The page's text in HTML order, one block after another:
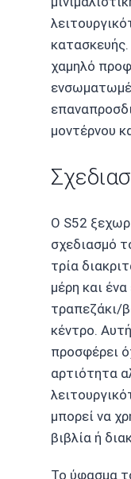
χαμηλό
μοντέρνου
Ο S52
σχεδιασμό
τρία
μέρη και
τραπεζάκι/
κέντρο.
προσφέρει
αρτιότητα
μπορεί να
βιβλία ή
Το ύφασμα